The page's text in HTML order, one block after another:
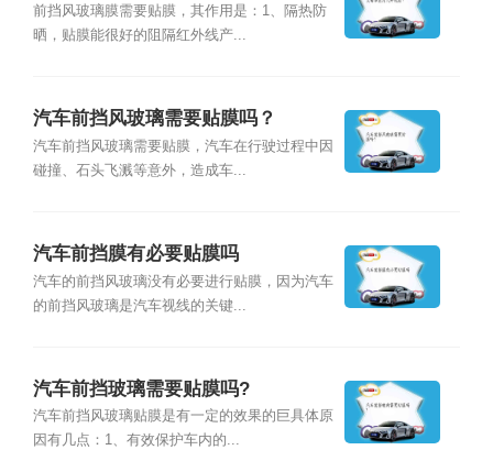
前挡风玻璃膜需要贴膜，其作用是：1、隔热防
晒，贴膜能很好的阻隔红外线产...
汽车前挡风玻璃需要贴膜吗？
汽车前挡风玻璃需要贴膜，汽车在行驶过程中因
碰撞、石头飞溅等意外，造成车...
汽车前挡膜有必要贴膜吗
汽车的前挡风玻璃没有必要进行贴膜，因为汽车
的前挡风玻璃是汽车视线的关键...
汽车前挡玻璃需要贴膜吗?
汽车前挡风玻璃贴膜是有一定的效果的巨具体原
因有几点：1、有效保护车内的...